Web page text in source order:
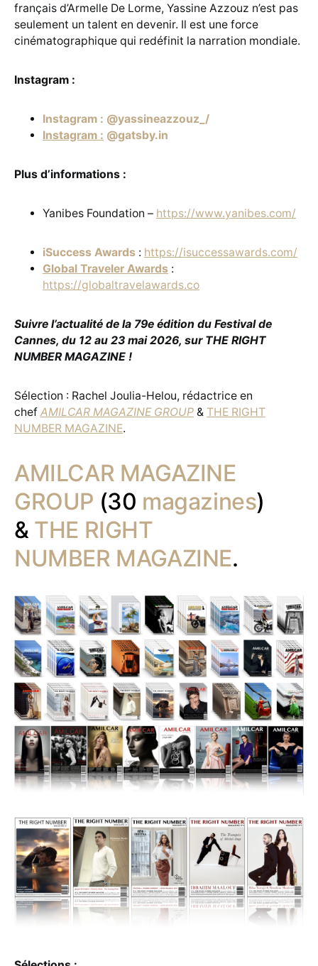
français d’Armelle De Lorme, Yassine Azzouz n’est pas
seulement un talent en devenir. Il est une force
cinématographique qui redéfinit la narration mondiale.
Instagram :
Instagram : @yassineazzouz_/
Instagram : @gatsby.in
Plus d’informations :
Yanibes Foundation – https://www.yanibes.com/
iSuccess Awards : https://isuccessawards.com/
Global Traveler Awards :
https://globaltravelawards.co
Suivre l’actualité de la 79e édition du Festival de
Cannes, du 12 au 23 mai 2026, sur THE RIGHT
NUMBER MAGAZINE !
Sélection : Rachel Joulia-Helou, rédactrice en
chef AMILCAR MAGAZINE GROUP & THE RIGHT
NUMBER MAGAZINE.
AMILCAR MAGAZINE
GROUP (30 magazines)
& THE RIGHT
NUMBER MAGAZINE.